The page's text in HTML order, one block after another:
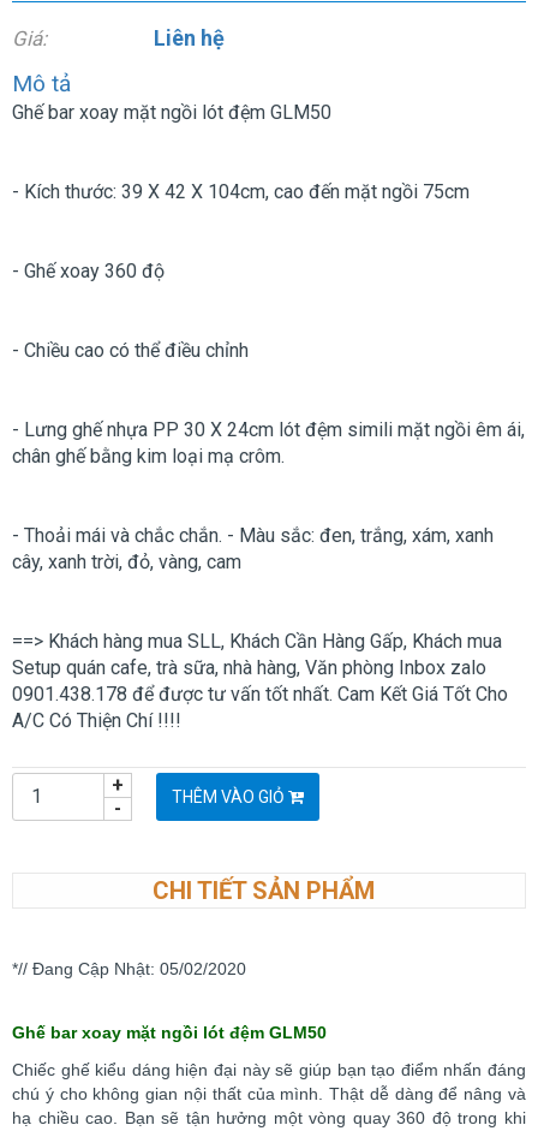
Giá: Liên hệ
Mô tả
Ghế bar xoay mặt ngồi lót đệm GLM50
- Kích thước: 39 X 42 X 104cm, cao đến mặt ngồi 75cm
- Ghế xoay 360 độ
- Chiều cao có thể điều chỉnh
- Lưng ghế nhựa PP 30 X 24cm lót đệm simili mặt ngồi êm ái,
chân ghế bằng kim loại mạ crôm.
- Thoải mái và chắc chắn. - Màu sắc: đen, trắng, xám, xanh
cây, xanh trời, đỏ, vàng, cam
==> Khách hàng mua SLL, Khách Cần Hàng Gấp, Khách mua
Setup quán cafe, trà sữa, nhà hàng, Văn phòng Inbox zalo
0901.438.178 để được tư vấn tốt nhất. Cam Kết Giá Tốt Cho
A/C Có Thiện Chí !!!!
-
+ THÊM VÀO GIỎ
CHI TIẾT SẢN PHẨM
*// Đang Cập Nhật: 05/02/2020
Ghế bar xoay mặt ngồi lót đệm GLM50
Chiếc ghế kiểu dáng hiện đại này sẽ giúp bạn tạo điểm nhấn đáng
chú ý cho không gian nội thất của mình. Thật dễ dàng để nâng và
hạ chiều cao. Bạn sẽ tận hưởng một vòng quay 360 độ trong khi